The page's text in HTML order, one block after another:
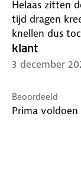
Helaas zitten
tijd dragen
knellen dus
klant
3 december
Beoordeeld
Prima